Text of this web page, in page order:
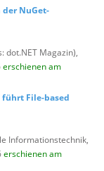
der NuGet-
dot.NET Magazin),
erschienen am
führt File-based
Informationstechnik,
erschienen am